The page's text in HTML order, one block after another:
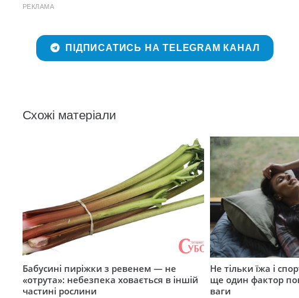
РЕКЛАМА
ПІДПИСАТИСЬ НА TELEGRAM КАНАЛ
Схожі матеріали
Бабусині пиріжки з ревенем — не
«отрута»: небезпека ховається в іншій
частині рослини
Не тільки їжа і
ще один фактор
ваги